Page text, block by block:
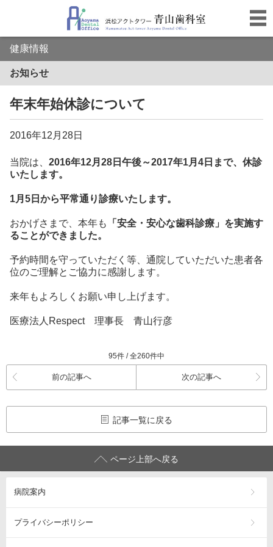
健康情報
お知らせ
年末年始休診について
2016年12月28日
当院は、 2016年12月28日午後～2017年1月4日まで、休診
いたします。
1月5日から平常通り診療いたします。
おかげさまで、本年も
「安全・安心な歯科診療」を実施す
ることができました。
予約時間を守っていただく等、通院していただいた患者各
位のご理解とご協力に感謝します。
来年もよろしくお願い申し上げます。
医療法人Respect 理事長 青山行彦
95件 / 全260件中
前の記事へ 次の記事へ
記事一覧に戻る
ページ上部へ戻る
病院案内
プライバシーポリシー